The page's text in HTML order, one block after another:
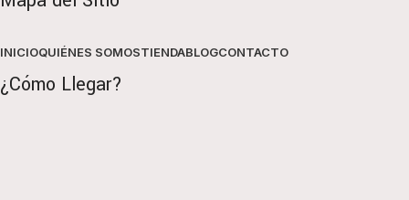
INICIOQUIÉNES SOMOSTIENDABLOGCONTACTO
¿Cómo Llegar?